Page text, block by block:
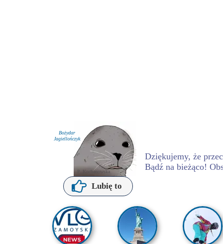
Lubię to
Dziękujemy, że
Bądź na bieżąco!
Bożydar
Jagiellończyk
P. Kochanowska